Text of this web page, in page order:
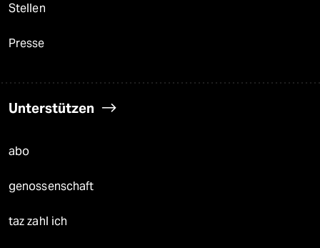
Stellen
Presse
Unterstützen
abo
genossenschaft
taz zahl ich